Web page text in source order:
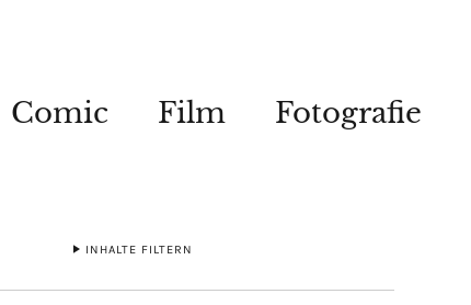
Comic Film Fotografie
INHALTE FILTERN